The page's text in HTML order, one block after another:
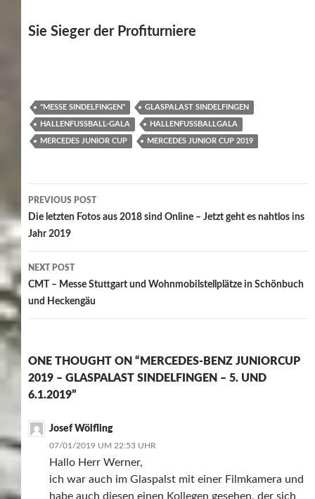
Sie Sieger der Profiturniere
"MESSE SINDELFINGEN" GLASPALAST SINDELFINGEN
HALLENFUSSBALL-GALA HALLENFUSSBALLGALA
MERCEDES JUNIOR CUP MERCEDES JUNIOR CUP 2019
Post
navigation
PREVIOUS POST
Die letzten Fotos aus 2018 sind Online – Jetzt geht es nahtlos ins
Jahr 2019
NEXT POST
CMT – Messe Stuttgart und Wohnmobilstellplätze in Schönbuch
und Heckengäu
ONE THOUGHT ON “MERCEDES-BENZ JUNIORCUP
2019 – GLASPALAST SINDELFINGEN – 5. UND
6.1.2019”
Josef Wölfling
07/01/2019 UM 22:53 UHR
Hallo Herr Werner,
ich war auch im Glaspalst mit einer Filmkamera und
habe auch diesen einen Kollegen gesehen, der sich